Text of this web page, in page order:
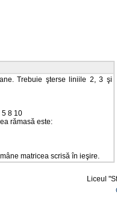
Trebuie şterse liniile 2, 3 şi
5 8 10
rămasă este:
matricea scrisă în ieşire.
Liceul